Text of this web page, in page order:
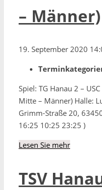
– Männer)
19. September 2020
Spiel: TG Hanau 2 –
Mitte – Männer) Halle:
Grimm-Straße 20,
16:25 10:25 23:25 )
Lesen Sie mehr
TSV